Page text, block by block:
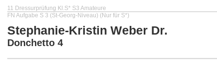
11 Dressurprüfung Kl.S* S3 Amateure
FN Aufgabe S 3 (St-Georg-Niveau) (Nur für S*)
Stephanie-Kristin Weber Dr.
Donchetto 4